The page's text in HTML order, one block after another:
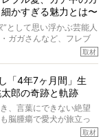
かすぎる魅力とは〜
として思い浮かぶ芸能人
ガガさんなど、フレブ
。が、ロッチ中岡さん
さんのフレブルアカウ
FRENCH BULLDOG
その中の一頭。
を語っていただきまし
た以上！ ガチ中のガチ
取材
「4年7ヶ月間」生
郎の奇跡と軌跡
、言葉にできない絶望
脳腫瘍で愛犬が旅立っ
介で困難な病気かを理取材